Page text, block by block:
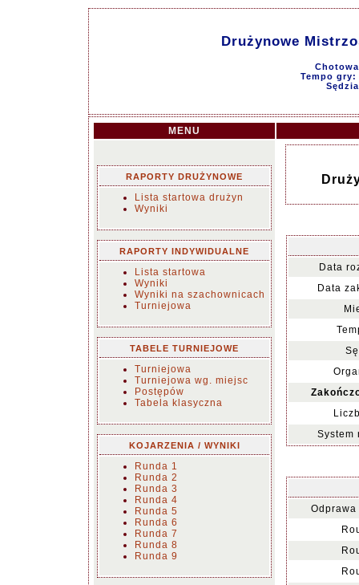
Drużynowe
Chotowa
Tempo gry:
MENU
RAPORTY DRUŻYNOWE
Lista startowa drużyn
Wyniki
RAPORTY INDYWIDUALNE
Lista startowa
Wyniki
Wyniki na szachownicach
Turniejowa
TABELE TURNIEJOWE
Turniejowa
Turniejowa wg. miejsc
Postępów
Tabela klasyczna
KOJARZENIA / WYNIKI
Runda 1
Runda 2
Runda 3
Runda 4
Runda 5
Runda 6
Runda 7
Runda 8
Runda 9
Data
Data
System